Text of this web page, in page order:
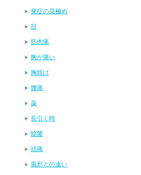
発症の見極め
目
筋肉痛
胸が痛い
胸焼け
腰痛
薬
長引く時
除菌
頭痛
風邪との違い